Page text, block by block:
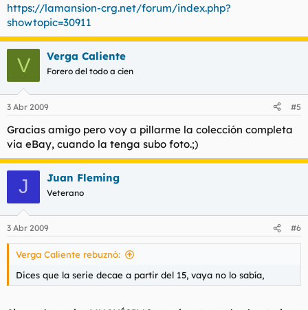
https://lamansion-crg.net/forum/index.php?
showtopic=30911
V Verga Caliente
Forero del todo a cien
3 Abr 2009 #5
Gracias amigo pero voy a pillarme la colección completa
via eBay, cuando la tenga subo foto.;)
J Juan Fleming
Veterano
3 Abr 2009 #6
Verga Caliente rebuznó:
Dices que la serie decae a partir del 15, vaya no lo sabía,